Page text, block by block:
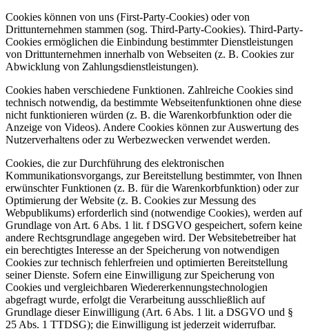
Cookies können von uns (First-Party-Cookies) oder von
Drittunternehmen stammen (sog. Third-Party-Cookies). Third-Party-
Cookies ermöglichen die Einbindung bestimmter Dienstleistungen
von Drittunternehmen innerhalb von Webseiten (z. B. Cookies zur
Abwicklung von Zahlungsdienstleistungen).
Cookies haben verschiedene Funktionen. Zahlreiche Cookies sind
technisch notwendig, da bestimmte Webseitenfunktionen ohne diese
nicht funktionieren würden (z. B. die Warenkorbfunktion oder die
Anzeige von Videos). Andere Cookies können zur Auswertung des
Nutzerverhaltens oder zu Werbezwecken verwendet werden.
Cookies, die zur Durchführung des elektronischen
Kommunikationsvorgangs, zur Bereitstellung bestimmter, von Ihnen
erwünschter Funktionen (z. B. für die Warenkorbfunktion) oder zur
Optimierung der Website (z. B. Cookies zur Messung des
Webpublikums) erforderlich sind (notwendige Cookies), werden auf
Grundlage von Art. 6 Abs. 1 lit. f DSGVO gespeichert, sofern keine
andere Rechtsgrundlage angegeben wird. Der Websitebetreiber hat
ein berechtigtes Interesse an der Speicherung von notwendigen
Cookies zur technisch fehlerfreien und optimierten Bereitstellung
seiner Dienste. Sofern eine Einwilligung zur Speicherung von
Cookies und vergleichbaren Wiedererkennungstechnologien
abgefragt wurde, erfolgt die Verarbeitung ausschließlich auf
Grundlage dieser Einwilligung (Art. 6 Abs. 1 lit. a DSGVO und §
25 Abs. 1 TTDSG); die Einwilligung ist jederzeit widerrufbar.